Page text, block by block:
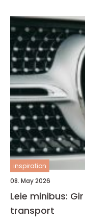
inspiration
08. May 2026
Leie minibus:
transport